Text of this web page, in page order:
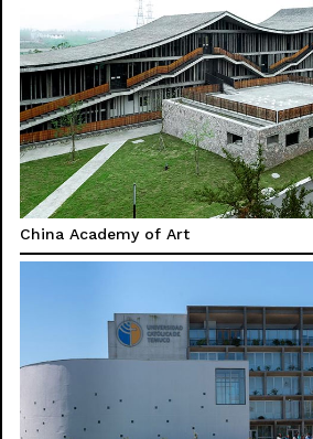
China Academy of Art